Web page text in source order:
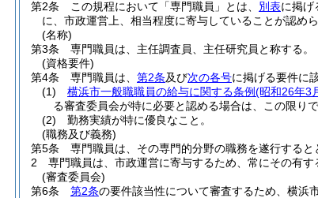
第2条
この規程において「専門職員」とは、 別表に掲げ
に、市政運営上、相当程度に寄与していることが認め
(名称)
第3条
専門職員は、主任調査員、主任研究員と称する。
(資格要件)
第4条
専門職員は、 第2条及び次の各号に掲げる要件に
(1)
横浜市一般職職員の給与に関する条例(昭和26年3
る審査委員会が特に必要と認める場合は、この限りで
(2)
勤務実績が特に優良なこと。
(職務及び義務)
第5条
専門職員は、その専門的分野の職務を遂行する
2
専門職員は、市政運営に寄与するため、常にその有
(審査委員会)
第6条
第2条の要件該当性について審査するため、横浜